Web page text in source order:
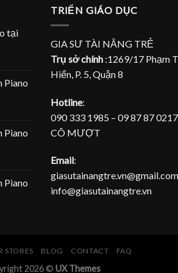
tại
Piano
giaPiano
giaPiano
TRIỂN GIÁO DỤC
GIA SƯ TÀI NĂNG TRẺ
Trụ sở chính :1269/17 Phạm
Hiển, P. 5, Quận 8
Hotline:
090 333 1985 – 09 87 87 0217
CÔ MƯỢT
Email:
info@giasutainangtre.vn
STORES BLOG CONTACT FAQ
2026 © UX Themes